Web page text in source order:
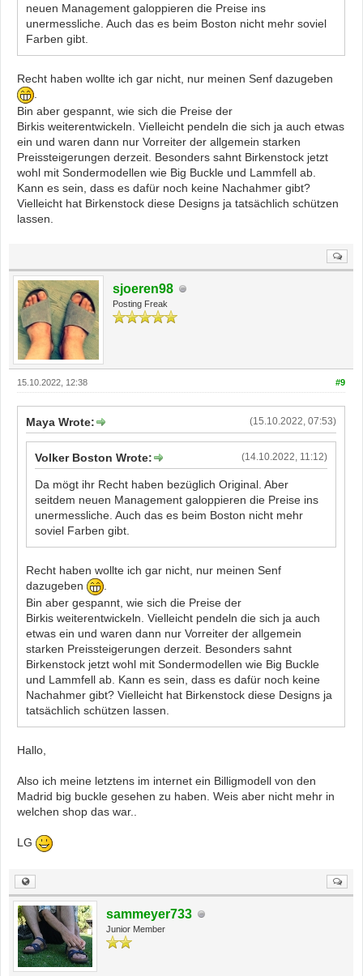
neuen Management galoppieren die Preise ins
unermessliche. Auch das es beim Boston nicht mehr soviel
Farben gibt.
Recht haben wollte ich gar nicht, nur meinen Senf dazugeben
.
Bin aber gespannt, wie sich die Preise der
Birkis weiterentwickeln. Vielleicht pendeln die sich ja auch etwas
ein und waren dann nur Vorreiter der allgemein starken
Preissteigerungen derzeit. Besonders sahnt Birkenstock jetzt
wohl mit Sondermodellen wie Big Buckle und Lammfell ab.
Kann es sein, dass es dafür noch keine Nachahmer gibt?
Vielleicht hat Birkenstock diese Designs ja tatsächlich schützen
lassen.
sjoeren98
Posting Freak
#9
15.10.2022, 12:38
(15.10.2022, 07:53)
Maya Wrote:
(14.10.2022, 11:12)
Volker Boston Wrote:
Da mögt ihr Recht haben bezüglich Original. Aber
seitdem neuen Management galoppieren die Preise ins
unermessliche. Auch das es beim Boston nicht mehr
soviel Farben gibt.
Recht haben wollte ich gar nicht, nur meinen Senf
dazugeben
.
Bin aber gespannt, wie sich die Preise der
Birkis weiterentwickeln. Vielleicht pendeln die sich ja auch
etwas ein und waren dann nur Vorreiter der allgemein
starken Preissteigerungen derzeit. Besonders sahnt
Birkenstock jetzt wohl mit Sondermodellen wie Big Buckle
und Lammfell ab. Kann es sein, dass es dafür noch keine
Nachahmer gibt? Vielleicht hat Birkenstock diese Designs ja
tatsächlich schützen lassen.
Hallo,
Also ich meine letztens im internet ein Billigmodell von den
Madrid big buckle gesehen zu haben. Weis aber nicht mehr in
welchen shop das war..
LG
sammeyer733
Junior Member